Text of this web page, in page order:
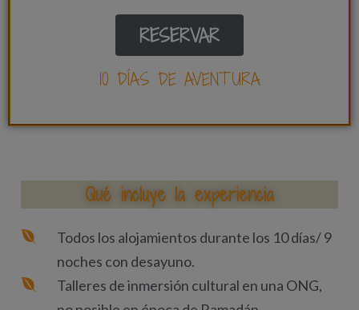
RESERVAR
10 DÍAS DE AVENTURA
Qué incluye la experiencia
Todos los alojamientos durante los 10 días/ 9
noches con desayuno.
Talleres de inmersión cultural en una ONG,